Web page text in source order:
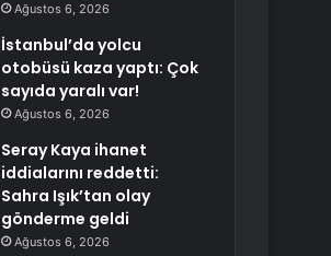
Ağustos 6, 2026
İstanbul’da yolcu
otobüsü kaza yaptı: Çok
sayıda yaralı var!
Ağustos 6, 2026
Seray Kaya ihanet
iddialarını reddetti:
Sahra Işık’tan olay
gönderme geldi
Ağustos 6, 2026